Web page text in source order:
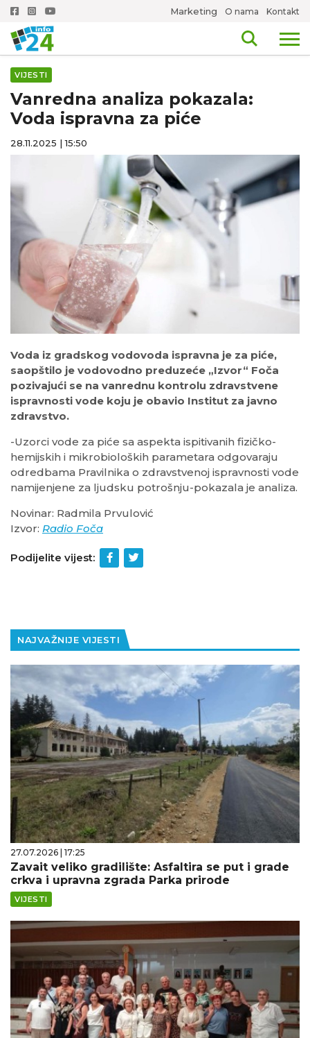
Marketing O nama Kontakt
VIJESTI
Vanredna analiza pokazala:
Voda ispravna za piće
28.11.2025 | 15:50
Voda iz gradskog vodovoda ispravna je za piće,
saopštilo je vodovodno preduzeće „Izvor“ Foča
pozivajući se na vanrednu kontrolu zdravstvene
ispravnosti vode koju je obavio Institut za javno
zdravstvo.
-Uzorci vode za piće sa aspekta ispitivanih fizičko-
hemijskih i mikrobioloških parametara odgovaraju
odredbama Pravilnika o zdravstvenoj ispravnosti vode
namijenjene za ljudsku potrošnju-pokazala je analiza.
Novinar: Radmila Prvulović
Izvor: Radio Foča
Podijelite vijest:
NAJVAŽNIJE VIJESTI
27.07.2026 | 17:25
Zavait veliko gradilište: Asfaltira se put i grade
crkva i upravna zgrada Parka prirode
VIJESTI